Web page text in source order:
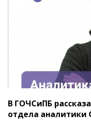
В ГОЧСиПБ
отдела аналитики